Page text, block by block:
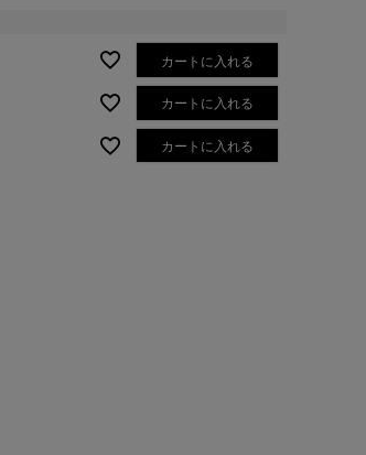
カートに入れる
カートに入れる
カートに入れる